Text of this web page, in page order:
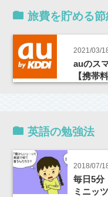
旅費を貯める節
2021/03/
auのス
【携帯
英語の勉強法
2018/07/
毎日5分
ミニッ